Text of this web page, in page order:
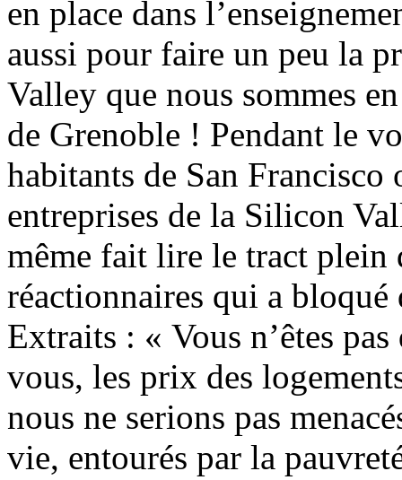
en place dans
aussi pour faire un peu la
Valley que nous sommes
de Grenoble ! Pendant le
habitants de San Francisco
entreprises de la Silicon
même fait lire le tract plein
réactionnaires qui a bloqué
Extraits : « Vous n’êtes
vous, les prix des
nous ne serions pas
vie, entourés par la